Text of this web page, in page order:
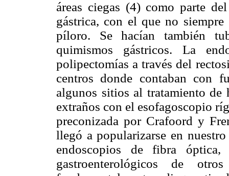
áreas ciegas (4) como parte
gástrica, con el que no
píloro. Se hacían también
quimismos gástricos. La
polipectomías a través del
centros donde contaban con
algunos sitios al tratamiento de
extraños con el esofagoscopio
preconizada por Crafoord y
llegó a popularizarse en
endoscopios de fibra
gastroenterológicos de